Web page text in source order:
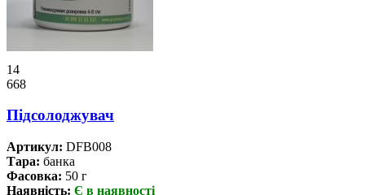
14
668
Підсолоджувач
Артикул: DFB008
Тара: банка
Фасовка: 50 г
Наявність: Є в наявності